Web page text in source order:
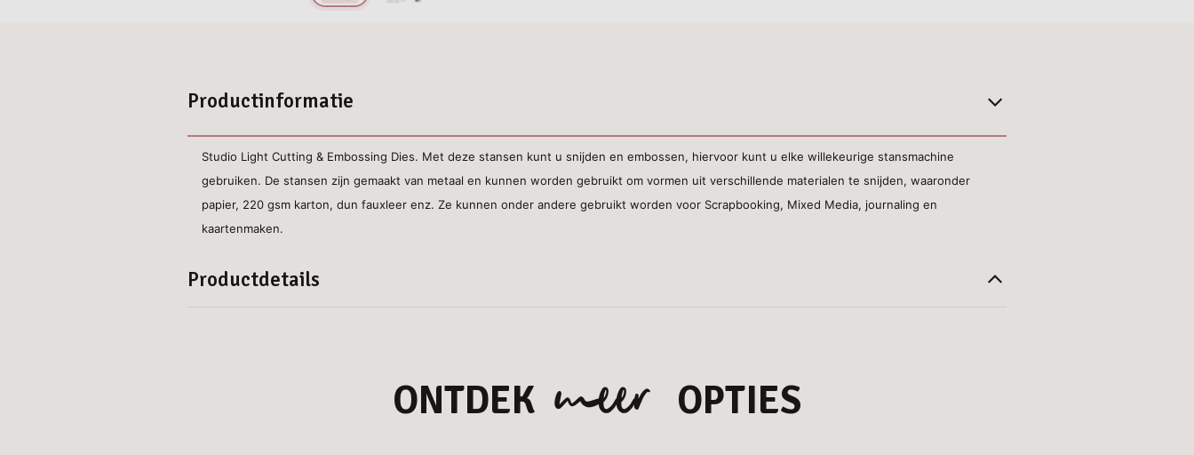
Productinformatie
Studio Light Cutting & Embossing Dies. Met deze stansen kunt u snijden en embossen, hiervoor kunt u elke willekeurige stansmachine
gebruiken. De stansen zijn gemaakt van metaal en kunnen worden gebruikt om vormen uit verschillende materialen te snijden, waaronder
papier, 220 gsm karton, dun fauxleer enz. Ze kunnen onder andere gebruikt worden voor Scrapbooking, Mixed Media, journaling en
kaartenmaken.
Productdetails
ONTDEK meer OPTIES